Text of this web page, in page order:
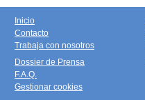
Inicio
Contacto
Trabaja con nosotros
Dossier de Prensa
F.A.Q.
Gestionar cookies